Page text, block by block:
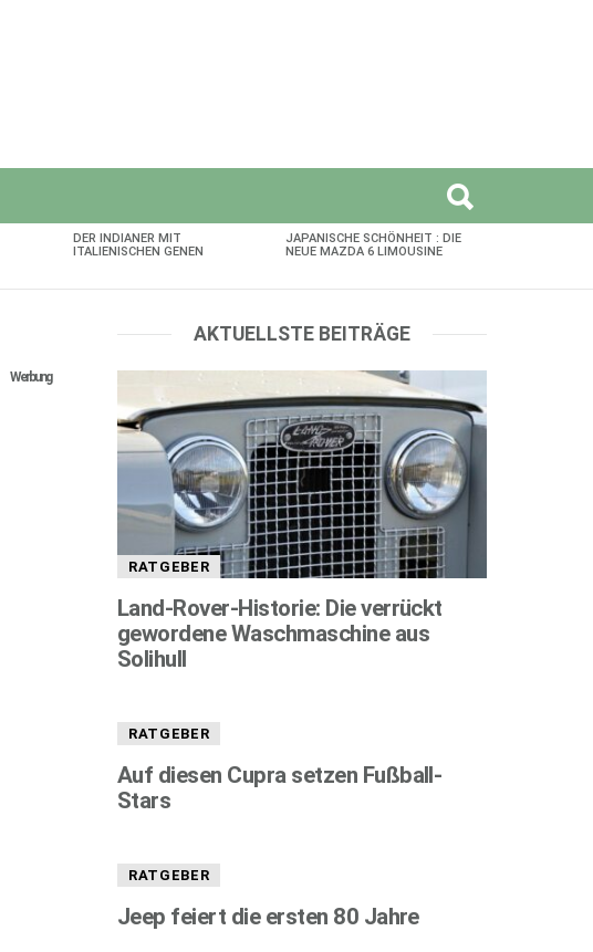
DER INDIANER MIT
ITALIENISCHEN GENEN
JAPANISCHE SCHÖNHEIT : DIE
NEUE MAZDA 6 LIMOUSINE
Werbung
AKTUELLSTE BEITRÄGE
RATGEBER
Land-Rover-Historie: Die verrückt
gewordene Waschmaschine aus
Solihull
RATGEBER
Auf diesen Cupra setzen Fußball-
Stars
RATGEBER
Jeep feiert die ersten 80 Jahre